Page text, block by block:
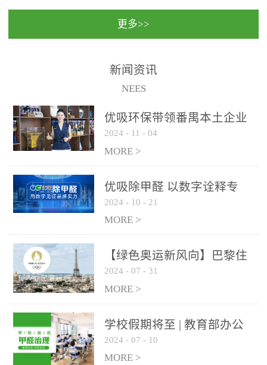
民法院室内除甲醛空气治
保施工日期：2020年1月珠
国家通过设在对外开放口
（及各出入境边防检查
更多>>
新闻资讯
NEES
优吸环保带领番禺本​土企业
勇敢破局向“新”
2024 - 11 - 04
MORE >
优吸除甲醛 以数字诠释专
业，尽显除醛品牌实力！
2024 - 10 - 21
MORE >
【绿色奥运新风向】巴黎住
宿风波：优吸环保共建健康
绿色家居
2024 - 07 - 31
MORE >
学校假期将至 | 教育部办公
厅关于加强学校新建校舍室
内空气质量管理通知
2024 - 07 - 10
MORE >